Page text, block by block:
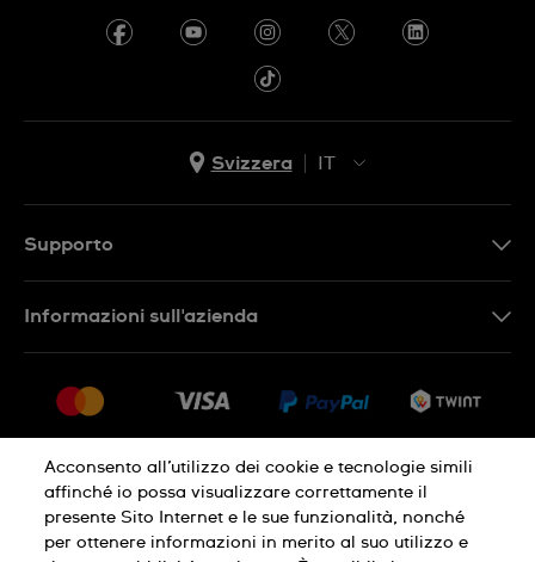
Svizzera
IT
IT
Supporto
Restituzione
Condizioni di vendita
Diritto di recesso
Informazioni sull'azienda
Carriera
Acconsento all’utilizzo dei cookie e tecnologie simili
affinché io possa visualizzare correttamente il
presente Sito Internet e le sue funzionalità, nonché
per ottenere informazioni in merito al suo utilizzo e